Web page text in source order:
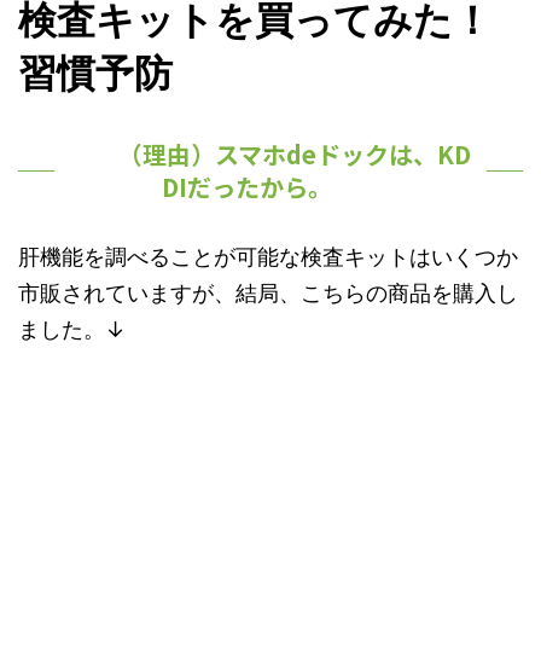
検査キットを買ってみた！
習慣予防
（理由）スマホdeドックは、KD
DIだったから。
肝機能を調べることが可能な検査キットはいくつか
市販されていますが、結局、こちらの商品を購入し
ました。↓